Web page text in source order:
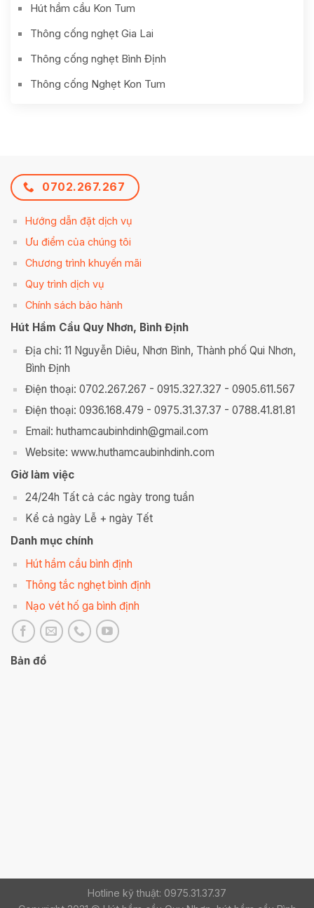
Hút hầm cầu Kon Tum
Thông cống nghẹt Gia Lai
Thông cống nghẹt Bình Định
Thông cống Nghẹt Kon Tum
0702.267.267
Hướng dẫn đặt dịch vụ
Ưu điểm của chúng tôi
Chương trình khuyến mãi
Quy trình dịch vụ
Chính sách bảo hành
Hút Hầm Cầu Quy Nhơn, Bình Định
Địa chỉ: 11 Nguyễn Diêu, Nhơn Bình, Thành phố Qui Nhơn,
Bình Định
Điện thoại: 0702.267.267 - 0915.327.327 - 0905.611.567
Điện thoại: 0936.168.479 - 0975.31.37.37 - 0788.41.81.81
Email: huthamcaubinhdinh@gmail.com
Website: www.huthamcaubinhdinh.com
Giờ làm việc
24/24h Tất cả các ngày trong tuần
Kể cả ngày Lễ + ngày Tết
Danh mục chính
Hút hầm cầu bình định
Thông tắc nghẹt bình định
Nạo vét hố ga bình định
Bản đồ
Hotline kỹ thuật: 0975.31.37.37